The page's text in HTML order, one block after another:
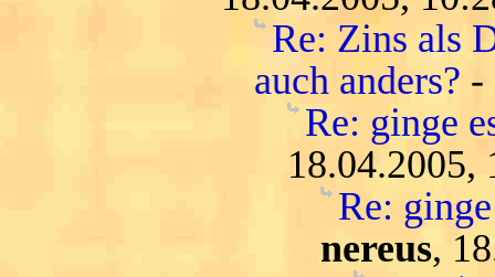
Re: Zins als
auch anders? -
Re: ginge
18.04.2005,
Re:
nereus,